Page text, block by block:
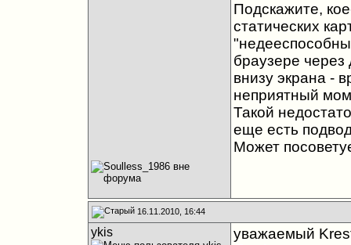
Подскажите,
статических
браузере
внизу экрана -
неприятный
Такой
еще есть
Может
16.11.2010, 16:44
ykis
уважаемый